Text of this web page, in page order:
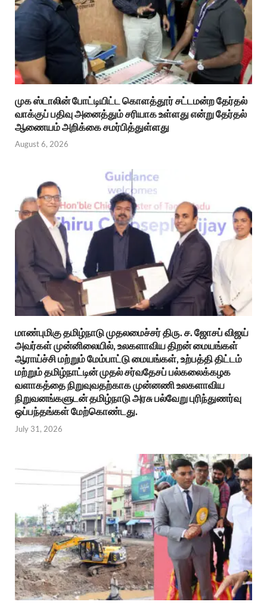
முக ஸ்டாலின் போட்டியிட்ட கொளத்தூர் சட்டமன்ற தேர்தல்
வாக்குப் பதிவு அனைத்தும் சரியாக உள்ளது என்று தேர்தல்
ஆணையம் அறிக்கை சமர்பித்துள்ளது
August 6, 2026
மாண்புமிகு தமிழ்நாடு முதலமைச்சர் திரு. ச. ஜோசப் விஜய்
அவர்கள் முன்னிலையில், உலகளாவிய திறன் மையங்கள்
ஆராய்ச்சி மற்றும் மேம்பாட்டு மையங்கள், உற்பத்தி திட்டம்
மற்றும் தமிழ்நாட்டின் முதல் சர்வதேசப் பல்கலைக்கழக
வளாகத்தை நிறுவுவதற்காக முன்னணி உலகளாவிய
நிறுவனங்களுடன் தமிழ்நாடு அரசு பல்வேறு புரிந்துணர்வு
ஒப்பந்தங்கள் மேற்கொண்டது.
July 31, 2026